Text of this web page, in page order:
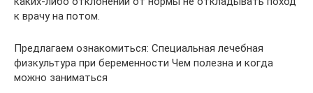
к врачу на потом.
Предлагаем ознакомиться: Специальная лечебная
физкультура при беременности Чем полезна и когда
можно заниматься